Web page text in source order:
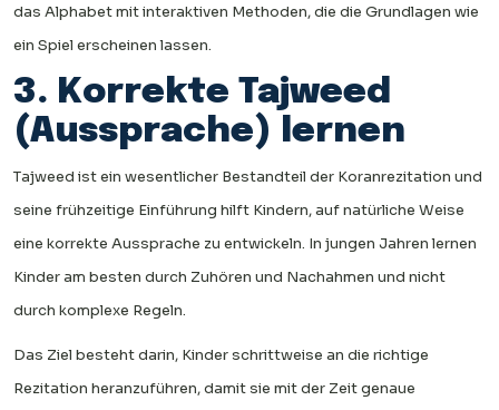
das Alphabet mit interaktiven Methoden, die die Grundlagen wie
ein Spiel erscheinen lassen.
3. Korrekte Tajweed
(Aussprache) lernen
Tajweed ist ein wesentlicher Bestandteil der Koranrezitation und
seine frühzeitige Einführung hilft Kindern, auf natürliche Weise
eine korrekte Aussprache zu entwickeln. In jungen Jahren lernen
Kinder am besten durch Zuhören und Nachahmen und nicht
durch komplexe Regeln.
Das Ziel besteht darin, Kinder schrittweise an die richtige
Rezitation heranzuführen, damit sie mit der Zeit genaue